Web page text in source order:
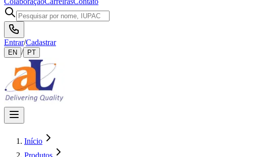
Entrar/Cadastrar
EN / PT
Início
Produtos